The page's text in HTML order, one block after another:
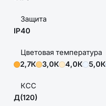
Защита
IP40
Цветовая температура
2,7К
3,0К 4,0К 5,0К
КСС
Д(120)